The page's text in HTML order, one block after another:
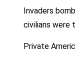
Invaders
civilians were
Private